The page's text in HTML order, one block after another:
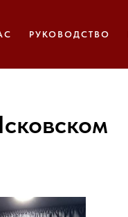
РУКОВОДСТВО